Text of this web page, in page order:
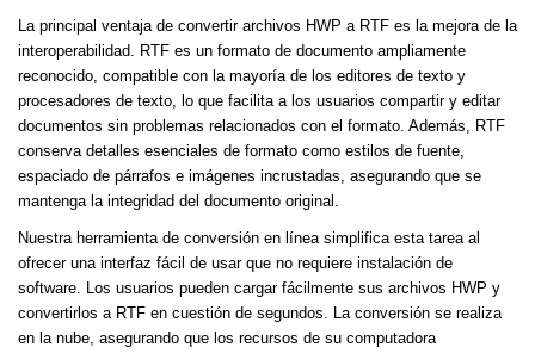
La principal ventaja de convertir archivos HWP a RTF es la mejora de la
interoperabilidad. RTF es un formato de documento ampliamente
reconocido, compatible con la mayoría de los editores de texto y
procesadores de texto, lo que facilita a los usuarios compartir y editar
documentos sin problemas relacionados con el formato. Además, RTF
conserva detalles esenciales de formato como estilos de fuente,
espaciado de párrafos e imágenes incrustadas, asegurando que se
mantenga la integridad del documento original.
Nuestra herramienta de conversión en línea simplifica esta tarea al
ofrecer una interfaz fácil de usar que no requiere instalación de
software. Los usuarios pueden cargar fácilmente sus archivos HWP y
convertirlos a RTF en cuestión de segundos. La conversión se realiza
en la nube, asegurando que los recursos de su computadora